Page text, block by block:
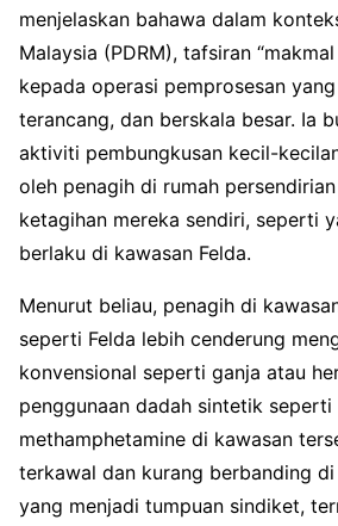
menjelaskan bahawa dalam
Malaysia (PDRM), tafsiran
kepada operasi pemprosesan
terancang, dan berskala besar. Ia
aktiviti pembungkusan kecil-
oleh penagih di rumah
ketagihan mereka sendiri, seperti
berlaku di kawasan Felda.
Menurut beliau, penagih di
seperti Felda lebih cenderung
konvensional seperti ganja atau
penggunaan dadah sintetik seperti
methamphetamine di kawasan
terkawal dan kurang berbanding
yang menjadi tumpuan sindiket,